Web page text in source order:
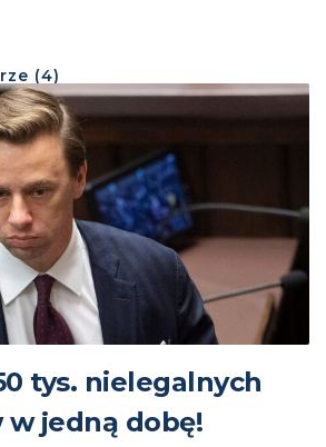
(4)
tys. nielegalnych
jedną dobę!